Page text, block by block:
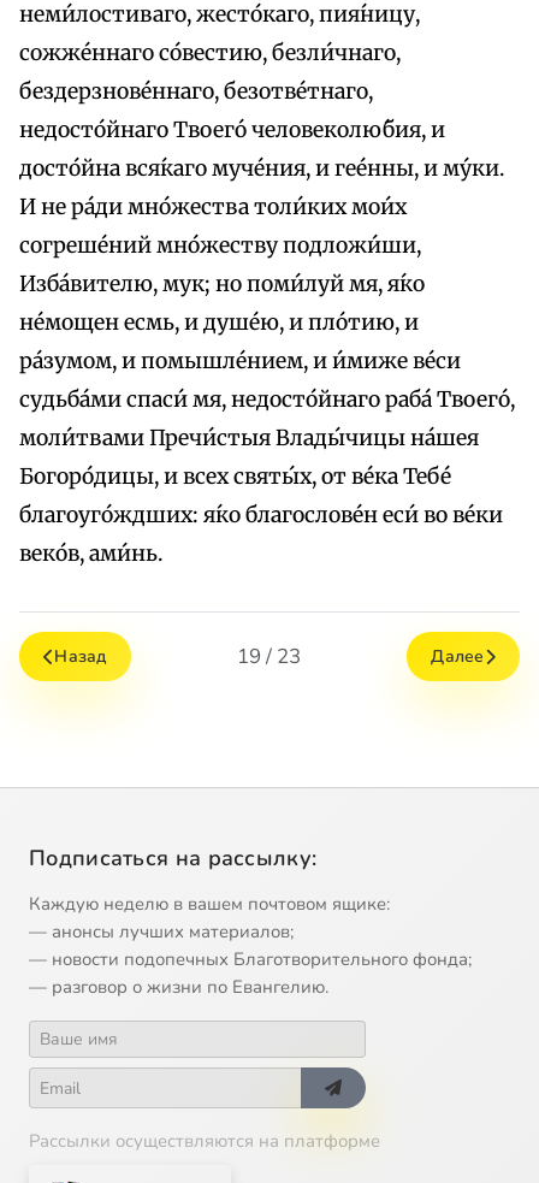
неми́лостиваго, жесто́каго, пия́ницу,
сожже́ннаго со́вестию, безли́чнаго,
бездерзнове́ннаго, безотве́тнаго,
недосто́йнаго Твоего́ человеколю́бия, и
досто́йна вся́каго муче́ния, и гее́нны, и му́ки.
И не ра́ди мно́жества толи́ких мои́х
согреше́ний мно́жеству подложи́ши,
Изба́вителю, мук; но поми́луй мя, я́ко
не́мощен есмь, и душе́ю, и пло́тию, и
ра́зумом, и помышле́нием, и и́миже ве́си
судьба́ми спаси́ мя, недосто́йнаго раба́ Твоего́,
моли́твами Пречи́стыя Влады́чицы на́шея
Богоро́дицы, и всех святы́х, от ве́ка Тебе́
благоуго́ждших: я́ко благослове́н еси́ во ве́ки
веко́в, ами́нь.
Назад 19 / 23 Далее
Подписаться на рассылку:
Каждую неделю в вашем почтовом ящике:
— анонсы лучших материалов;
— новости подопечных Благотворительного фонда;
— разговор о жизни по Евангелию.
Рассылки осуществляются на платформе